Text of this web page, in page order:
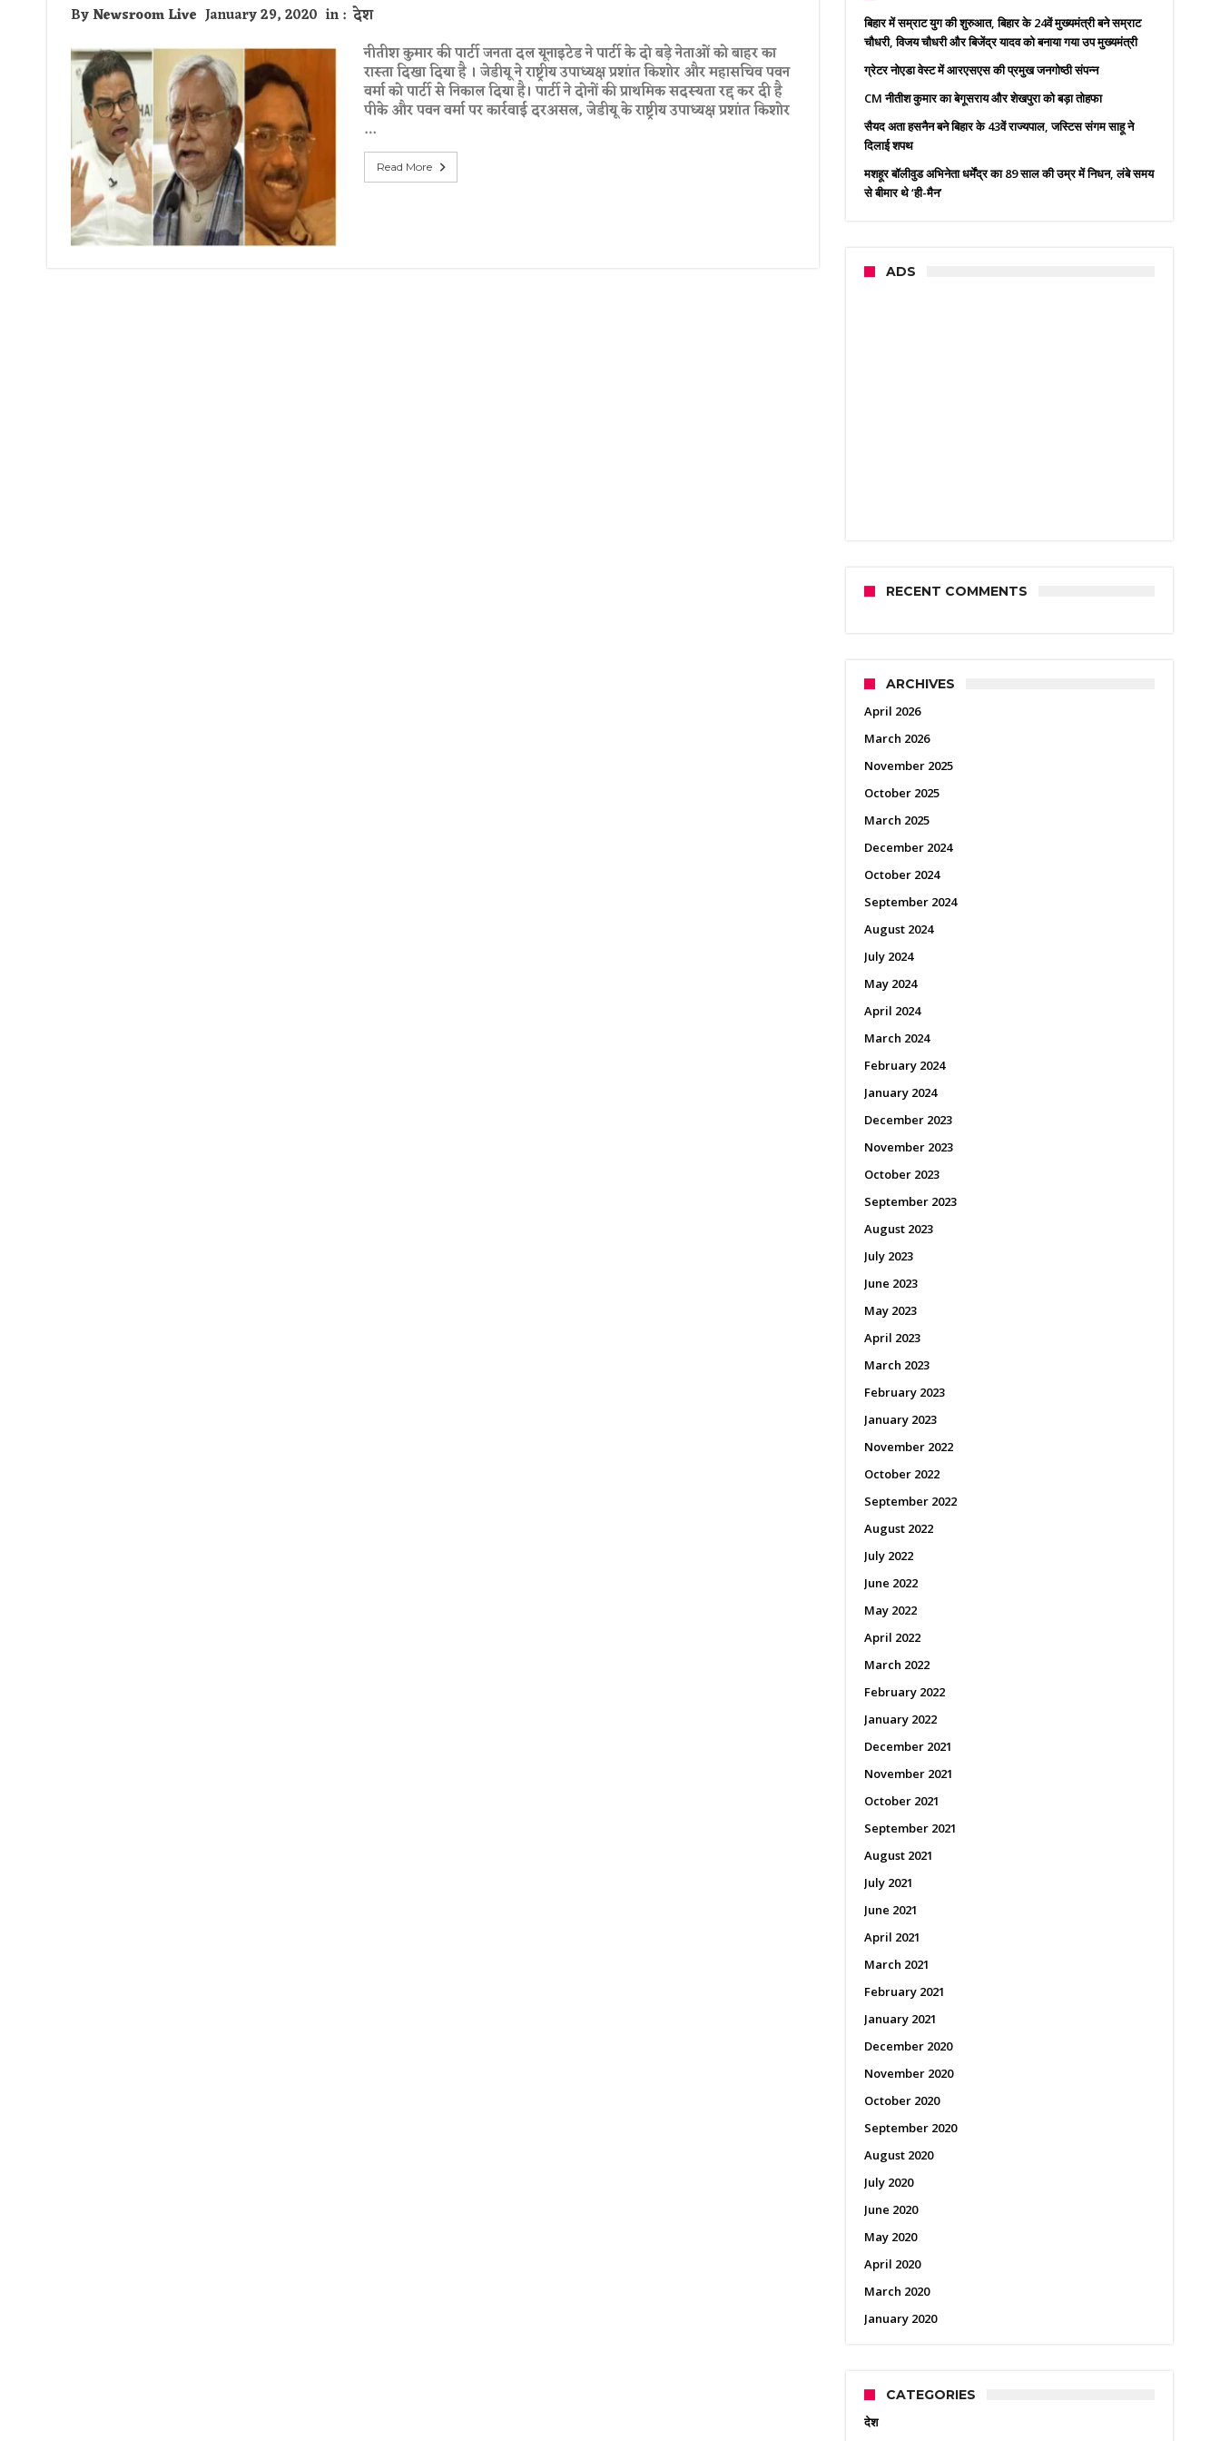
ByNewsroom Live January 29, 2020 in : देश
नीतीश कुमार की पार्टी जनता दल यूनाइटेड ने पार्टी के दो बड़े नेताओं को बाहर का
रास्ता दिखा दिया है । जेडीयू ने राष्ट्रीय उपाध्यक्ष प्रशांत किशोर और महासचिव पवन
वर्मा को पार्टी से निकाल दिया है। पार्टी ने दोनों की प्राथमिक सदस्यता रद्द कर दी है
पीके और पवन वर्मा पर कार्रवाई दरअसल, जेडीयू के राष्ट्रीय उपाध्यक्ष प्रशांत किशोर
…
Read More
बिहार में सम्राट युग की शुरुआत, बिहार के 24वें मुख्यमंत्री बने सम्राट
चौधरी, विजय चौधरी और बिजेंद्र यादव को बनाया गया उप मुख्यमंत्री
ग्रेटर नोएडा वेस्ट में आरएसएस की प्रमुख जनगोष्ठी संपन्न
CM नीतीश कुमार का बेगूसराय और शेखपुरा को बड़ा तोहफा
सैयद अता हसनैन बने बिहार के 43वें राज्यपाल, जस्टिस संगम साहू ने
दिलाई शपथ
मशहूर बॉलीवुड अभिनेता धर्मेंद्र का 89 साल की उम्र में निधन, लंबे समय
से बीमार थे ‘ही-मैन’
ADS
RECENT COMMENTS
ARCHIVES
April 2026
March 2026
November 2025
October 2025
March 2025
December 2024
October 2024
September 2024
August 2024
July 2024
May 2024
April 2024
March 2024
February 2024
January 2024
December 2023
November 2023
October 2023
September 2023
August 2023
July 2023
June 2023
May 2023
April 2023
March 2023
February 2023
January 2023
November 2022
October 2022
September 2022
August 2022
July 2022
June 2022
May 2022
April 2022
March 2022
February 2022
January 2022
December 2021
November 2021
October 2021
September 2021
August 2021
July 2021
June 2021
April 2021
March 2021
February 2021
January 2021
December 2020
November 2020
October 2020
September 2020
August 2020
July 2020
June 2020
May 2020
April 2020
March 2020
January 2020
CATEGORIES
देश